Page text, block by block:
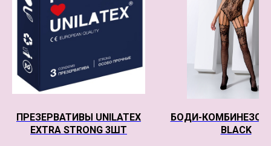
ПРЕЗЕРВАТИВЫ UNILATEX
EXTRA STRONG 3ШТ
БОДИ-КОМБИНЕЗОН
BLACK